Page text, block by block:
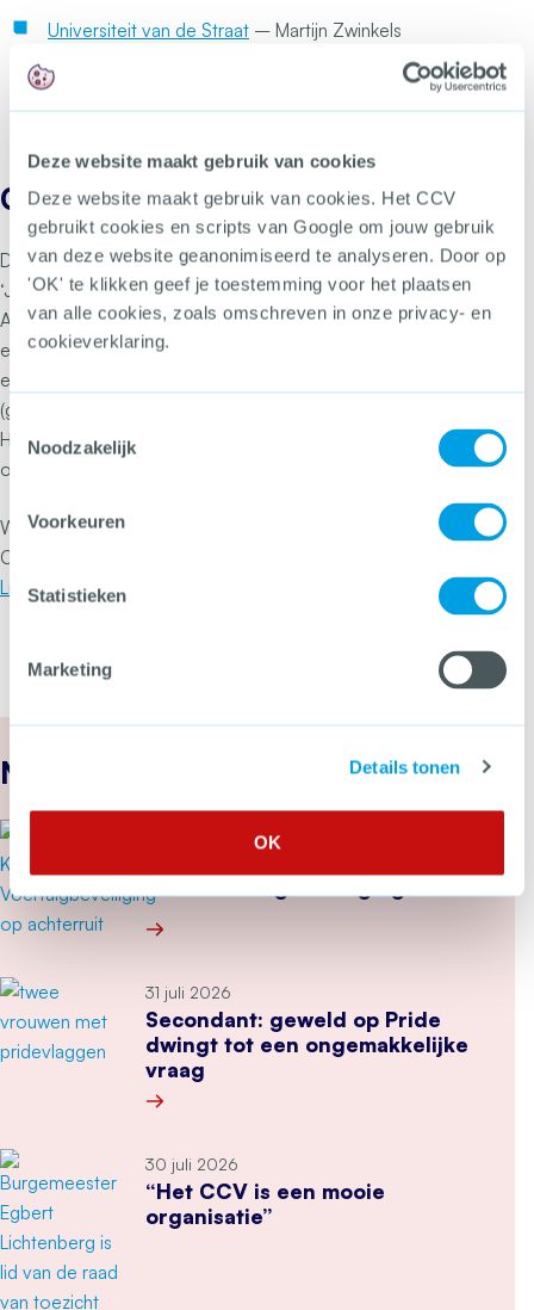
Deze website maakt gebruik van cookies
Deze website maakt gebruik van cookies. Het CCV
gebruikt cookies en scripts van Google om jouw gebruik
van deze website geanonimiseerd te analyseren. Door op
'OK' te klikken geef je toestemming voor het plaatsen
van alle cookies, zoals omschreven in onze privacy- en
cookieverklaring.
Toestemmingsselectie
Noodzakelijk
Voorkeuren
Statistieken
Marketing
Details tonen
OK
Universiteit van de Straat – Martijn Zwinkels
Do or Don’t
, over rekruteringsprocessen van
jongeren in de georganiseerde criminaliteit –
Over de Learning Community
Deze gemeenten nemen deel aan de Learning Community
‘Jonge aanwas uit de criminaliteit houden’: Amsterdam,
Arnhem, Den Haag, Eindhoven, Rotterdam, Tilburg, Utrecht
en Zaanstad. In de Learning Community delen zij informatie
en aanpakken die erop gericht zijn om jongeren uit de
(georganiseerde) ondermijnende criminaliteit te houden.
Het gaat dan vooral om preventieve aanpakken van
ondermijning in kwetsbare wijken.
Wil je meer weten over dit bericht of de Learning
Community? Neem dan contact op met
Lilian Tieman.
Nieuws
1 augustus 2026
31 juli 2026
Secondant: geweld op Pride
dwingt tot een ongemakkelijke
vraag
30 juli 2026
“Het CCV is een mooie
organisatie”